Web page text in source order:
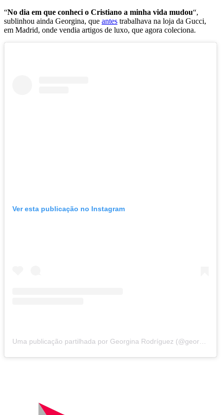
“No dia em que conheci o Cristiano a minha vida mudou“,
sublinhou ainda Georgina, que antes trabalhava na loja da Gucci,
em Madrid, onde vendia artigos de luxo, que agora coleciona.
Ver esta publicação no Instagram